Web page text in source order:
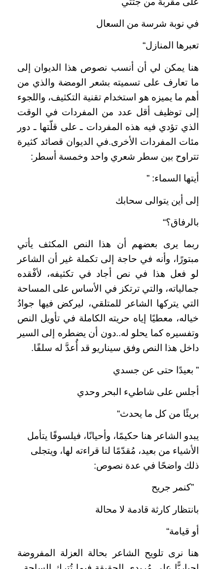
في نوبة شرسة من السعال
تعبرها المنازل“
هنا يمكن لي أن أنسب نصوص هذا الديوان إلى
ما تعارف على تسميته بشعر الومضة والذي من
أهم ما يميزه هو استخدام تقنية التكثيف، واللجوء
إلى توظيف أقل عدد من المفردات في الوقت
الذي تؤدي فيه هذه المفردات ـ على قلّتها ـ دور
مئات المفردات الأخرى.في الديوان قصائد كثيرة
تتراوح بين سطر شعري واحد وخمسة أسطر:
أيتها السماء: ”
إلى أين يتوالى سحابك
بالرفاق؟“
ربما يرى بعضهم أن هذا النص المكثف يأتي
مبتورًا، وأنه في حاجة إلى تكملة غير أن الشاعر
لو فعل هذا في نص أجاد في تكثيفه، لأفْقده
جمالياته، والتي ترتكز في الأساس على المساحة
التي يتركها الشاعر للمتلقي، ليركض فيها جوادُ
خياله، معطيًا إياه حريته الكاملة في تأويل النص
وتفسيره كما يحلو له..دون أن يضطره إلى السير
داخل هذا النص وفق سيناريو قد أُعدَّ له سلفًا.
” بعيدًا حتى عن جسدي
أجلس على شاطيء البحر وحدي
بريئًا من كل ما يحدث“
يبدو الشاعر هنا حكيمًا، وأحيانًا، فيلسوفًا يتأمل
الأشياء من بعيد، مُقدّمًا لنا قراءته لها، ويتجلى
ذلك واضحًا في عدة نصوص:
”كنمر جريح
بانتظار كارثة قادمة لا محالة
أو قيامة“
هنا نرى تلويح الشاعر بحالة العزلة المفروضة